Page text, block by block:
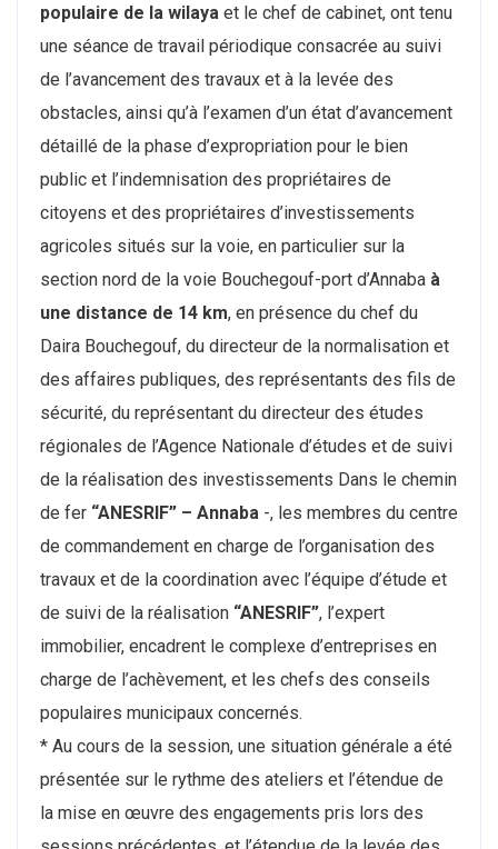
populaire de la wilaya et le chef de cabinet, ont tenu
une séance de travail périodique consacrée au suivi
de l’avancement des travaux et à la levée des
obstacles, ainsi qu’à l’examen d’un état d’avancement
détaillé de la phase d’expropriation pour le bien
public et l’indemnisation des propriétaires de
citoyens et des propriétaires d’investissements
agricoles situés sur la voie, en particulier sur la
section nord de la voie Bouchegouf-port d’Annaba à
une distance de 14 km, en présence du chef du
Daira Bouchegouf, du directeur de la normalisation et
des affaires publiques, des représentants des fils de
sécurité, du représentant du directeur des études
régionales de l’Agence Nationale d’études et de suivi
de la réalisation des investissements Dans le chemin
de fer “ANESRIF” – Annaba -, les membres du centre
de commandement en charge de l’organisation des
travaux et de la coordination avec l’équipe d’étude et
de suivi de la réalisation “ANESRIF”, l’expert
immobilier, encadrent le complexe d’entreprises en
charge de l’achèvement, et les chefs des conseils
populaires municipaux concernés.
* Au cours de la session, une situation générale a été
présentée sur le rythme des ateliers et l’étendue de
la mise en œuvre des engagements pris lors des